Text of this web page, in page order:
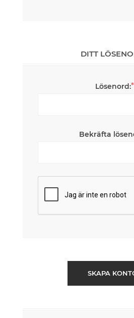
DITT
Lösenord:*
Bekräfta
SKAPA